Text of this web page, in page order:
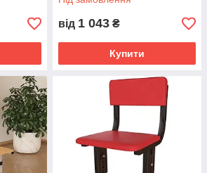
від 1 043 ₴
Купити